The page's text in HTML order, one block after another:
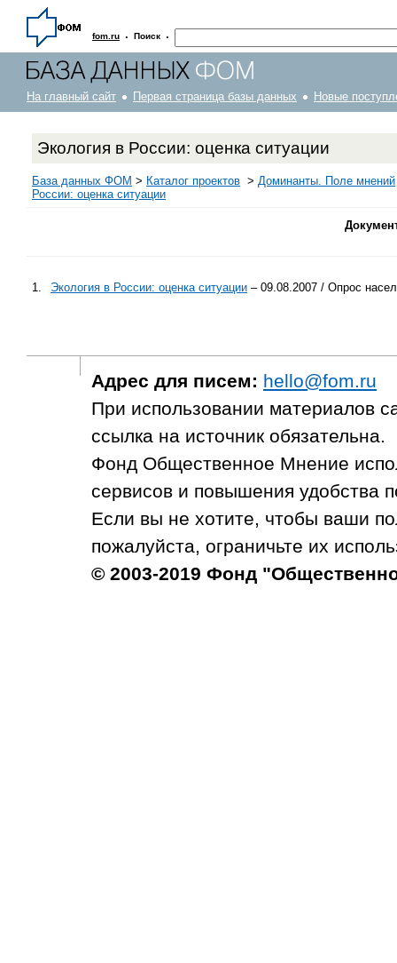
fom.ru · Поиск ·
На главный сайт Первая страница базы данных Новые
Экология в России: оценка ситуации
База данных ФОМ > Каталог проектов > Доминанты. Поле мнений
России: оценка ситуации
1. Экология в России: оценка ситуации – 09.08.2007 / Опрос
Адрес для писем: hello@fom.ru
При использовании материалов
ссылка на источник обязательна.
Фонд Общественное Мнение
сервисов и повышения удобства
Если вы не хотите, чтобы ваши
пожалуйста, ограничьте их
© 2003-2019 Фонд